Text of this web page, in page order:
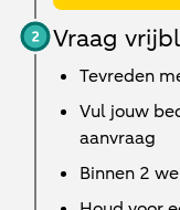
Vraag
Tevreden
Vul jouw
aanvraag
Binnen 2